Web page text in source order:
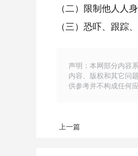
（二）限制他人人
（三）恐吓、跟踪
声明：本网部分内容
内容、版权和其它问
供参考并不构成任何
上一篇